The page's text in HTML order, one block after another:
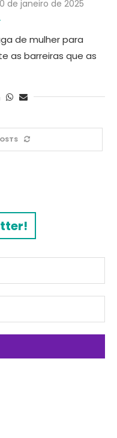
de janeiro de 2025
de mulher para
as barreiras que as